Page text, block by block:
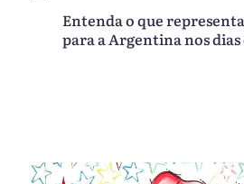
Entenda o que
para a Argentina nos dias